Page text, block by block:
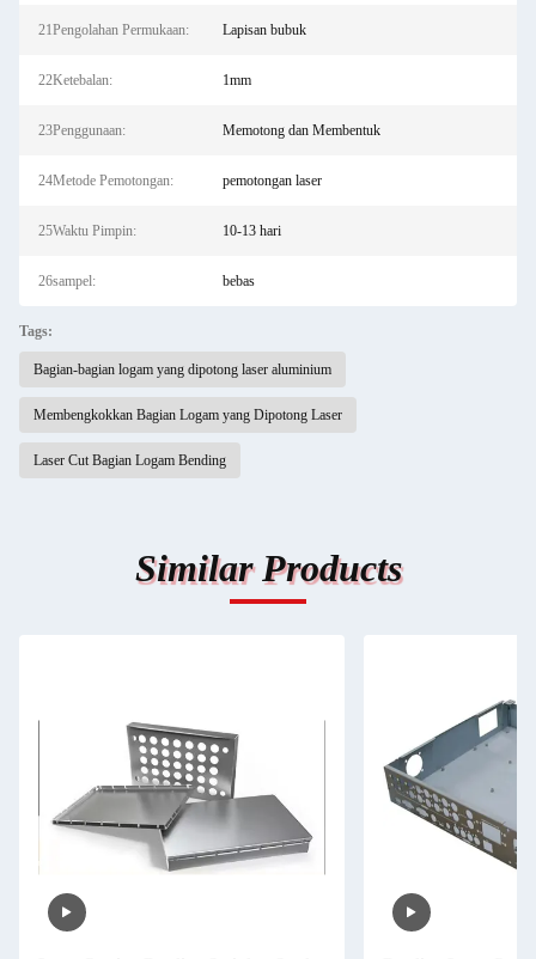
21Pengolahan Permukaan: Lapisan bubuk
22Ketebalan: 1mm
23Penggunaan: Memotong dan Membentuk
24Metode Pemotongan: pemotongan laser
25Waktu Pimpin: 10-13 hari
26sampel: bebas
Tags:
Bagian-bagian logam yang dipotong laser aluminium
Membengkokkan Bagian Logam yang Dipotong Laser
Laser Cut Bagian Logam Bending
Similar Products